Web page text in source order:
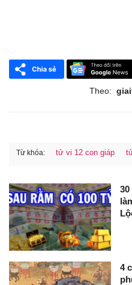
Theo:
Từ khóa: tử vi 12 con giáp
30
4